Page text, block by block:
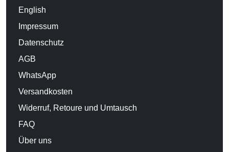
English
Impressum
Datenschutz
AGB
WhatsApp
Versandkosten
Widerruf, Retoure und Umtausch
FAQ
Über uns